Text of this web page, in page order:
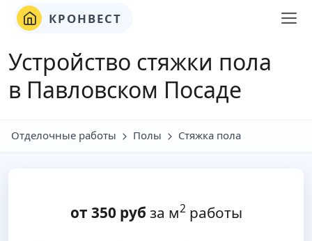
КРОНВЕСТ
Устройство стяжки пола
в Павловском Посаде
Отделочные работы Полы Стяжка пола
от 350руб за м2работы